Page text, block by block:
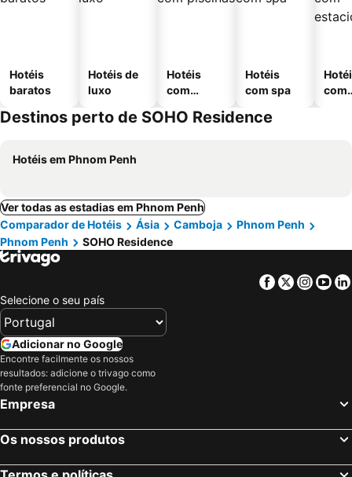
Hotéis
baratos
Hotéis de
luxo
Hotéis
com
Hotéis
com spa
com
Destinos perto de SOHO Residence
Hotéis em Phnom Penh
Ver todas as estadias em Phnom Penh
Comparador de Hotéis
Ásia Camboja
Phnom Penh
Phnom Penh
SOHO Residence
Facebook
Twitter
Selecione o seu país
Adicionar no Google
Encontre facilmente os nossos
resultados: adicione o trivago como
fonte preferencial no Google.
Empresa
Os nossos produtos